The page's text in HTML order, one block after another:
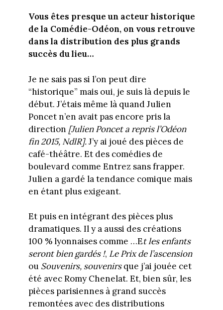
Vous êtes presque un acteur historique
de la Comédie-Odéon, on vous retrouve
dans la distribution des plus grands
succès du lieu…
Je ne sais pas si l’on peut dire
“historique” mais oui, je suis là depuis le
début. J’étais même là quand Julien
Poncet n’en avait pas encore pris la
direction [Julien Poncet a repris l’Odéon
fin 2015, NdlR].J’y ai joué des pièces de
café-théâtre. Et des comédies de
boulevard comme Entrez sans frapper.
Julien a gardé la tendance comique mais
en étant plus exigeant.
Et puis en intégrant des pièces plus
dramatiques. Il y a aussi des créations
100 % lyonnaises comme …Et les enfants
seront bien gardés !, Le Prix de l’ascension
ou Souvenirs, souvenirsque j’ai jouée cet
été avec Romy Chenelat. Et, bien sûr, les
pièces parisiennes à grand succès
remontées avec des distributions